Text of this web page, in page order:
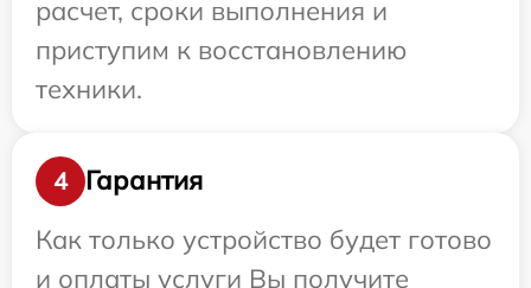
расчет, сроки выполнения и
приступим к восстановлению
техники.
4
Гарантия
Как только устройство будет готово
и оплаты услуги Вы получите